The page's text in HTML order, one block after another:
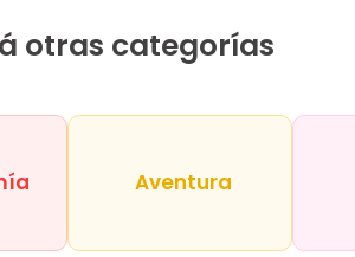
otras categorías
Aventura